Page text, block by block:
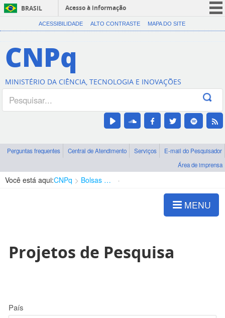
BRASIL
Acesso à informação
CORONAVÍRUS (COVID-19)
Canais
ACESSIBILIDADE ALTO CONTRASTE MAPA DO SITE
CNPq
MINISTÉRIO DA CIÊNCIA, TECNOLOGIA E INOVAÇÕES
Perguntas frequentes Central de Atendimento Serviços
E-mail do Pesquisador
Área de imprensa
Você está aqui:CNPq Bolsas e Auxílios Vigentes
MENU
Projetos de Pesquisa
País